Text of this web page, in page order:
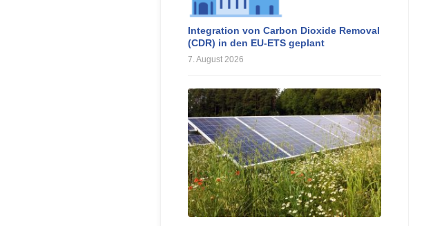
Integration von Carbon Dioxide Removal
(CDR) in den EU-ETS geplant
7. August 2026